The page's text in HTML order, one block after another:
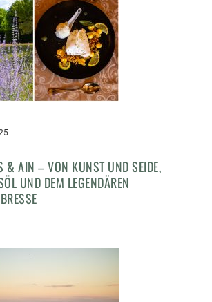
& AIN – VON KUNST UND SEIDE,
UND DEM LEGENDÄREN